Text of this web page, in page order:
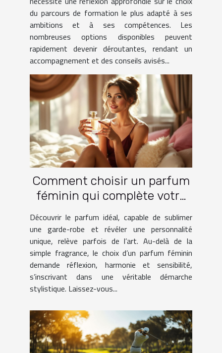
du parcours de formation le plus adapté à ses
ambitions et à ses compétences. Les
nombreuses options disponibles peuvent
rapidement devenir déroutantes, rendant un
accompagnement et des conseils avisés...
Comment choisir un parfum
féminin qui complète votre
garde-robe ?
Découvrir le parfum idéal, capable de sublimer
une garde-robe et révéler une personnalité
unique, relève parfois de l’art. Au-delà de la
simple fragrance, le choix d’un parfum féminin
demande réflexion, harmonie et sensibilité,
s’inscrivant dans une véritable démarche
stylistique. Laissez-vous...